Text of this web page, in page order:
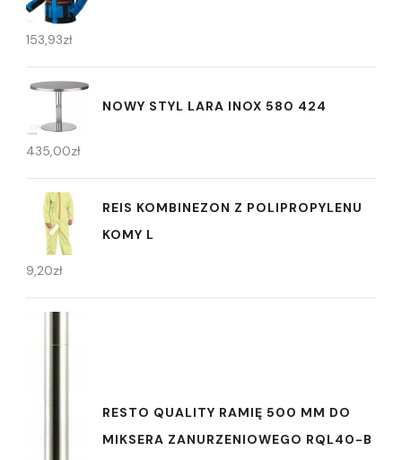
153,93zł
NOWY STYL LARA INOX 580 424
435,00zł
REIS KOMBINEZON Z POLIPROPYLENU
KOMY L
9,20zł
RESTO QUALITY RAMIĘ 500 MM DO
MIKSERA ZANURZENIOWEGO RQL40-B